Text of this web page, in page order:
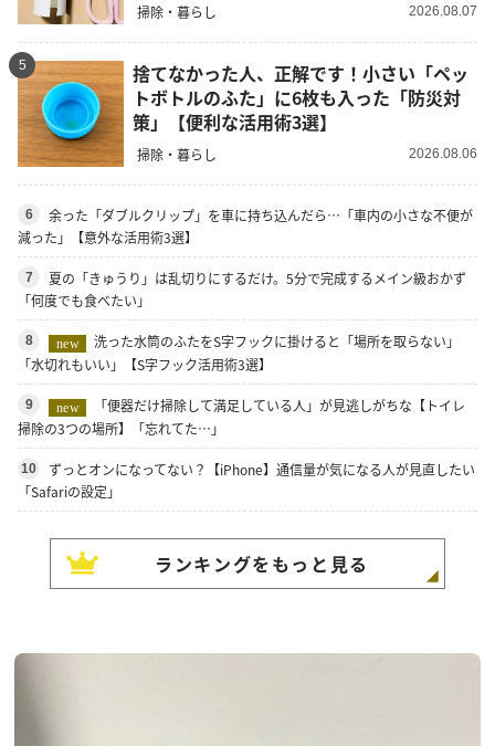
掃除・暮らし 2026.08.07
5
捨てなかった人、正解です！小さい「ペッ
トボトルのふた」に6枚も入った「防災対
策」【便利な活用術3選】
掃除・暮らし 2026.08.06
6
余った「ダブルクリップ」を車に持ち込んだら…「車内の小さな不便が
減った」【意外な活用術3選】
7
夏の「きゅうり」は乱切りにするだけ。5分で完成するメイン級おかず
「何度でも食べたい」
8 new
洗った水筒のふたをS字フックに掛けると「場所を取らない」
「水切れもいい」【S字フック活用術3選】
9 new
「便器だけ掃除して満足している人」が見逃しがちな【トイレ
掃除の3つの場所】「忘れてた…」
10
ずっとオンになってない？【iPhone】通信量が気になる人が見直したい
「Safariの設定」
ランキングをもっと見る